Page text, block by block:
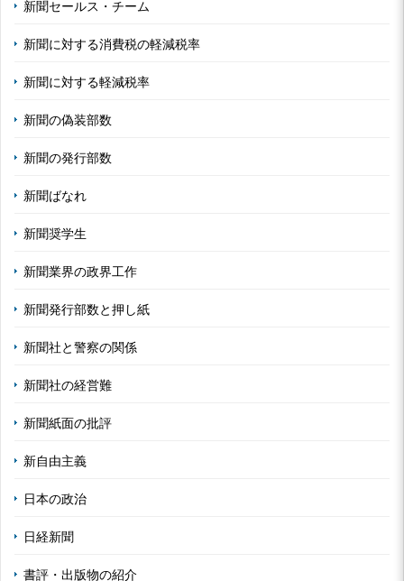
新聞セールス・チーム
新聞に対する消費税の軽減税率
新聞に対する軽減税率
新聞の偽装部数
新聞の発行部数
新聞ばなれ
新聞奨学生
新聞業界の政界工作
新聞発行部数と押し紙
新聞社と警察の関係
新聞社の経営難
新聞紙面の批評
新自由主義
日本の政治
日経新聞
書評・出版物の紹介